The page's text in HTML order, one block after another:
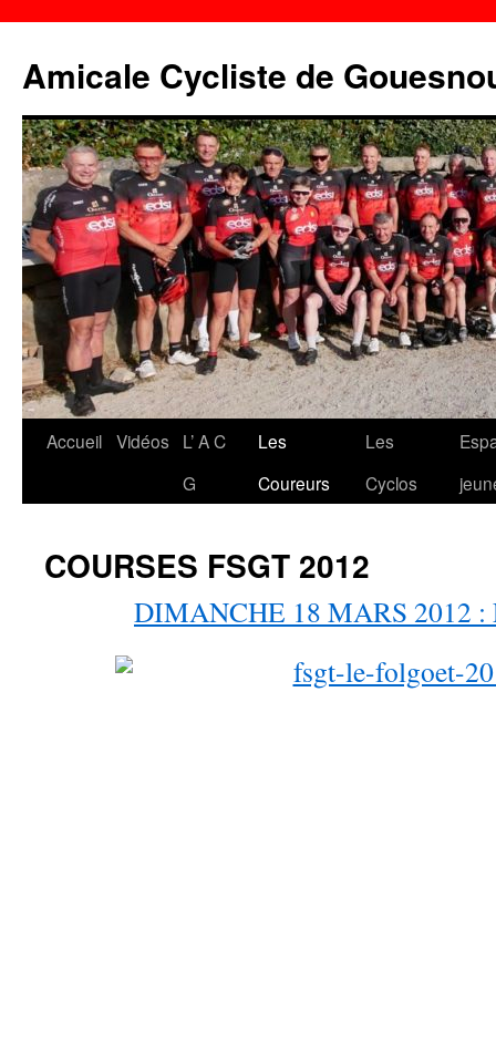
contenu
Amicale Cycliste de
Accueil Vidéos
L’ A C
G
Les
Coureurs
Les
Cyclos
COURSES FSGT 2012
DIMANCHE 18 MARS 2012